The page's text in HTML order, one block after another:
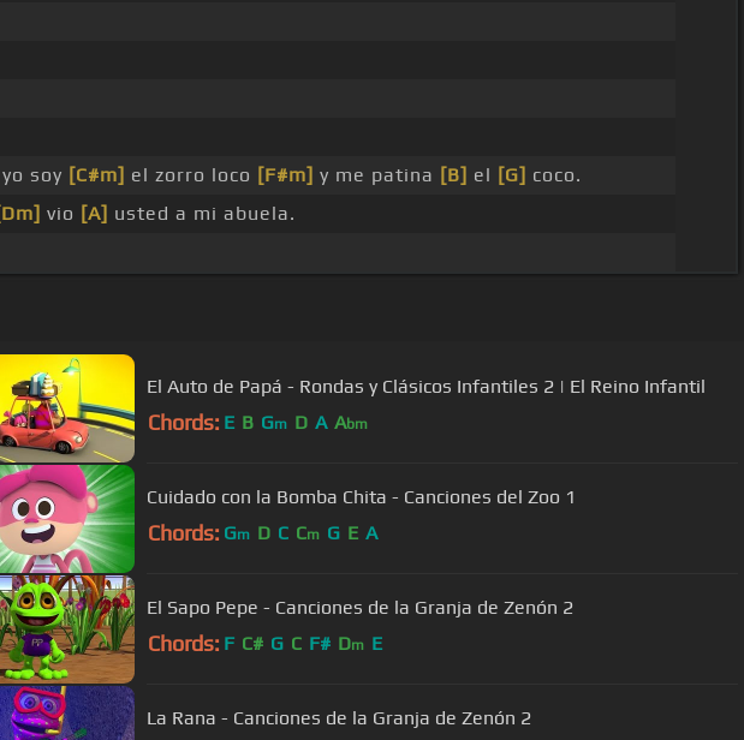
yo soy [C#m] el zorro loco [F#m] y me patina [B] el [G] coco.
vio [A] usted a mi abuela.
El Auto de Papá - Rondas y Clásicos Infantiles 2 | El Reino Infantil
Chords: E B Gm D A Abm
Cuidado con la Bomba Chita - Canciones del Zoo 1
Chords: Gm D C Cm G E A
El Sapo Pepe - Canciones de la Granja de Zenón 2
Chords: F C# G C F# Dm E
La Rana - Canciones de la Granja de Zenón 2